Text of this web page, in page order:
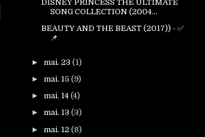
DISNEY PRINCESS THE ULTIMATE
SONG COLLECTION (2004...
BEAUTY AND THE BEAST (2017)) - ✅
📌
►mai. 23(1)
►mai. 15(9)
►mai. 14(4)
►mai. 13(3)
►mai. 12(8)